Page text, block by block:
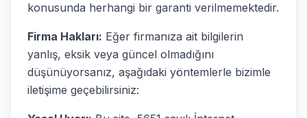
konusunda herhangi bir garanti verilmemektedir.
Firma Hakları: Eğer firmanıza ait bilgilerin
yanlış, eksik veya güncel olmadığını
düşünüyorsanız, aşağıdaki yöntemlerle bizimle
iletişime geçebilirsiniz: